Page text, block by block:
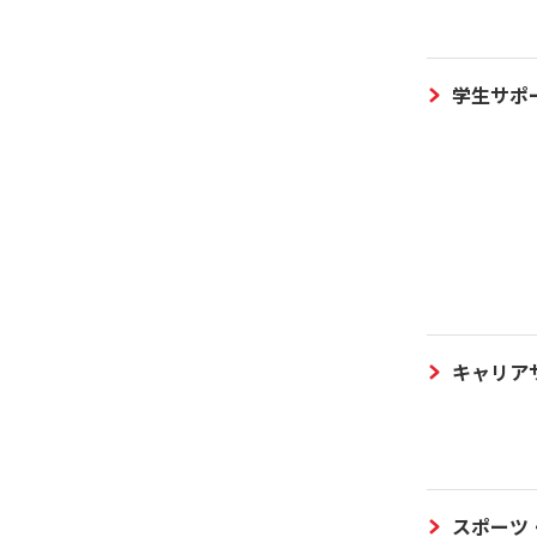
学生サポ
キャリア
スポーツ